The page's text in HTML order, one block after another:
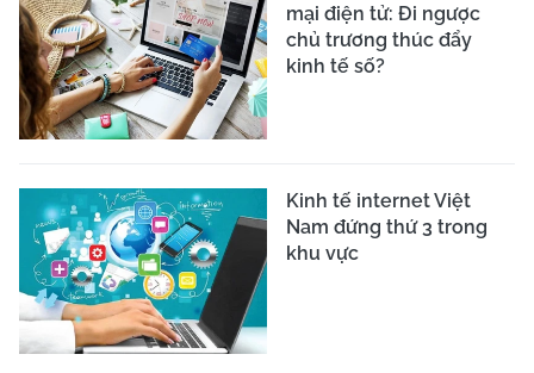
mại điện tử: Đi ngược
chủ trương thúc đẩy
kinh tế số?
Kinh tế internet Việt
Nam đứng thứ 3 trong
khu vực